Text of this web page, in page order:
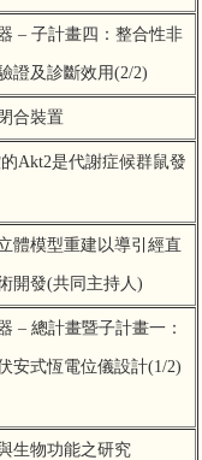
– 子計畫四：整合性非
證及診斷效用(2/2)
合裝置
Akt2是代謝症候群鼠發
體模型重建以導引經直
開發(共同主持人)
– 總計畫暨子計畫一：
安式恆電位儀設計(1/2)
生物功能之研究